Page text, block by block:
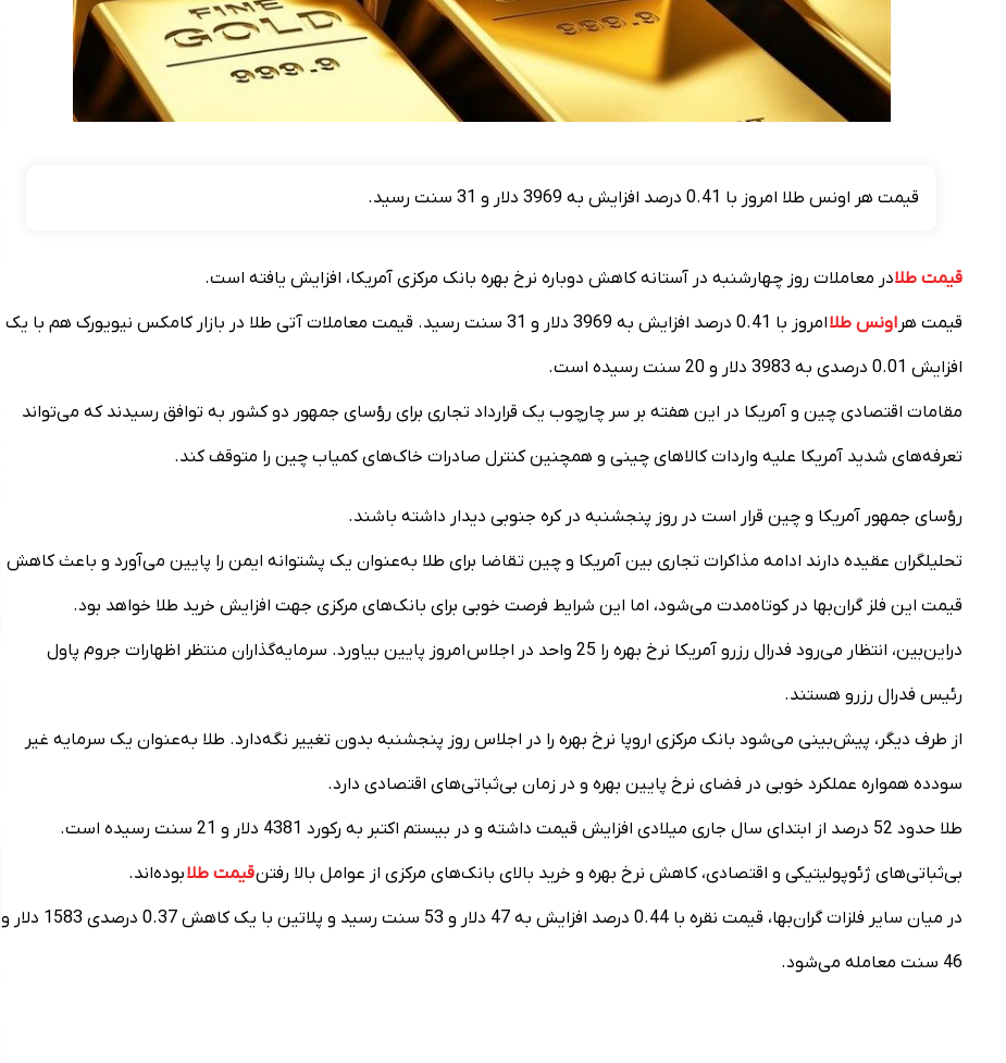
قیمت هر اونس طلا امروز با 0.41 درصد افزایش به 3969 دلار و 31 سنت رسید.
قیمت طلادر معاملات روز چهارشنبه در آستانه کاهش دوباره نرخ بهره بانک مرکزی آمریکا، افزایش یافته است.
قیمت هر اونس طلا امروز با 0.41 درصد افزایش به 3969 دلار و 31 سنت رسید. قیمت معاملات آتی طلا در بازار کامکس نیویورک هم با یک
افزایش 0.01 درصدی به 3983 دلار و 20 سنت رسیده است.
مقامات اقتصادی چین و آمریکا در این هفته بر سر چارچوب یک قرارداد تجاری برای رؤسای جمهور دو کشور به توافق رسیدند که می‌تواند
تعرفه‌های شدید آمریکا علیه واردات کالاهای چینی و همچنین کنترل صادرات خاک‌های کمیاب چین را متوقف کند.
رؤسای جمهور آمریکا و چین قرار است در روز پنجشنبه در کره جنوبی دیدار داشته باشند.
تحلیلگران عقیده دارند ادامه مذاکرات تجاری بین آمریکا و چین تقاضا برای طلا به‌عنوان یک پشتوانه ایمن را پایین می‌آورد و باعث کاهش
قیمت این فلز گران‌بها در کوتاه‌مدت می‌شود، اما این شرایط فرصت خوبی برای بانک‌های مرکزی جهت افزایش خرید طلا خواهد بود.
دراین‌بین، انتظار می‌رود فدرال رزرو آمریکا نرخ بهره را 25 واحد در اجلاس امروز پایین بیاورد. سرمایه‌گذاران منتظر اظهارات جروم پاول
رئیس فدرال رزرو هستند.
از طرف دیگر، پیش‌بینی می‌شود بانک مرکزی اروپا نرخ بهره را در اجلاس روز پنجشنبه بدون تغییر نگه‌دارد. طلا به‌عنوان یک سرمایه غیر
سودده همواره عملکرد خوبی در فضای نرخ پایین بهره و در زمان بی‌ثباتی‌های اقتصادی دارد.
طلا حدود 52 درصد از ابتدای سال جاری میلادی افزایش قیمت داشته و در بیستم اکتبر به رکورد 4381 دلار و 21 سنت رسیده است.
بی‌ثباتی‌های ژئوپولیتیکی و اقتصادی، کاهش نرخ بهره و خرید بالای بانک‌های مرکزی از عوامل بالا رفتنقیمت طلابوده‌اند.
در میان سایر فلزات گران‌بها، قیمت نقره با 0.44 درصد افزایش به 47 دلار و 53 سنت رسید و پلاتین با یک کاهش 0.37 درصدی 1583 دلار و
46 سنت معامله می‌شود.